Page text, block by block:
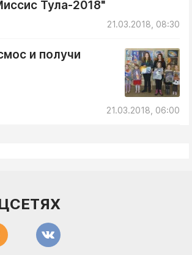
Тула-2018"
21.03.2018, 08:30
и получи
21.03.2018, 06:00